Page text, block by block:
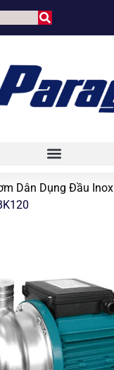
Dân Dụng Đầu Inox